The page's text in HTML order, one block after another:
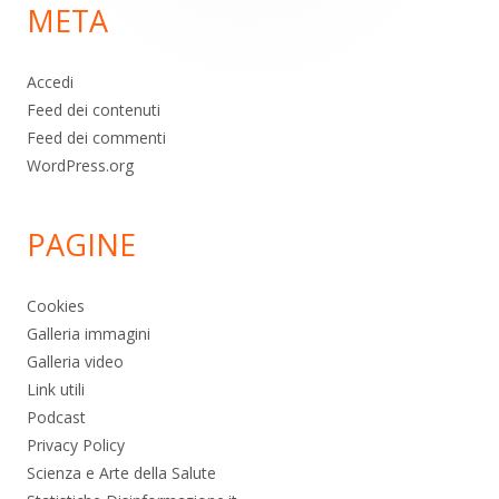
pagina
META
Accedi
Feed dei contenuti
Feed dei commenti
WordPress.org
PAGINE
Cookies
Galleria immagini
Galleria video
Link utili
Podcast
Privacy Policy
Scienza e Arte della Salute